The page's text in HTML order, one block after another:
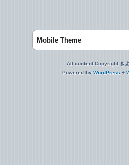
Mobile Theme
All content Copyright き
Powered by WordPress +